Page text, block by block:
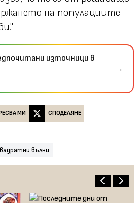
на популациите
източници в
→
МИ СПОДЕЛЯНЕ
вълни